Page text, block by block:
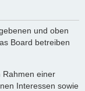
und oben
Board betreiben
Rahmen einer
Interessen sowie